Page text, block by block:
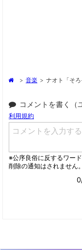
> 音楽 > ナオト「そ
コメントを書く（